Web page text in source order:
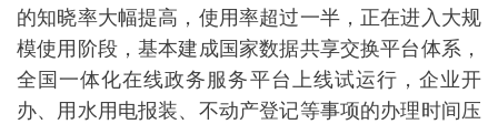
的知晓率大幅提高，使用率超过一半，正在进入大规
模使用阶段，基本建成国家数据共享交换平台体系，
全国一体化在线政务服务平台上线试运行，企业开
办、用水用电报装、不动产登记等事项的办理时间压